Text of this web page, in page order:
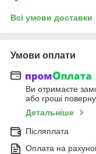
Всі умови доставки
Умови оплати
Ви отримаєте
або гроші
Детальніше
Післяплата
Оплата на